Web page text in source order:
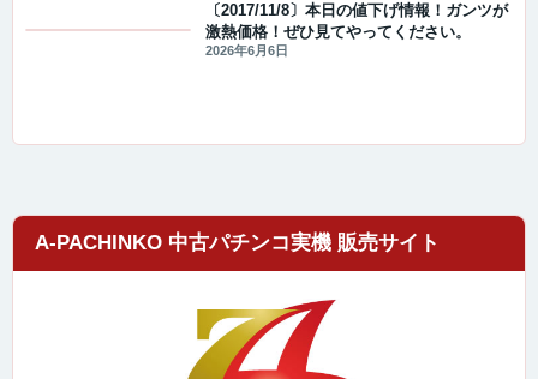
〔2017/11/8〕本日の値下げ情報！ガンツが
激熱価格！ぜひ見てやってください。
2026年6月6日
A-PACHINKO 中古パチンコ実機 販売サイト